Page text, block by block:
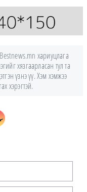
хариуцлага
хязгаарласан тул та
үзнэ үү. Хэм хэмжээ
хэрэгтэй.